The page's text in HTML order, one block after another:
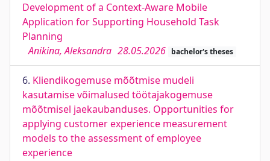
Development of a Context-Aware Mobile
Application for Supporting Household Task
Planning
Anikina, Aleksandra 28.05.2026 bachelor's theses
6. Kliendikogemuse mõõtmise mudeli
kasutamise võimalused töötajakogemuse
mõõtmisel jaekaubanduses. Opportunities for
applying customer experience measurement
models to the assessment of employee
experience